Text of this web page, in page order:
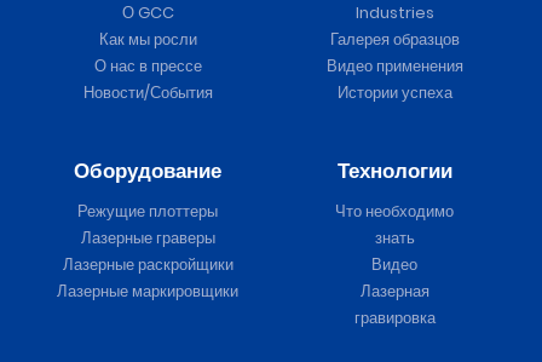
О GCC
Как мы росли
О нас в прессе
Новости/События
Industries
Галерея образцов
Видео применения
Истории успеха
Оборудование
Режущие плоттеры
Лазерные граверы
Лазерные раскройщики
Лазерные маркировщики
Технологии
Что необходимо
знать
Видео
Лазерная
гравировка